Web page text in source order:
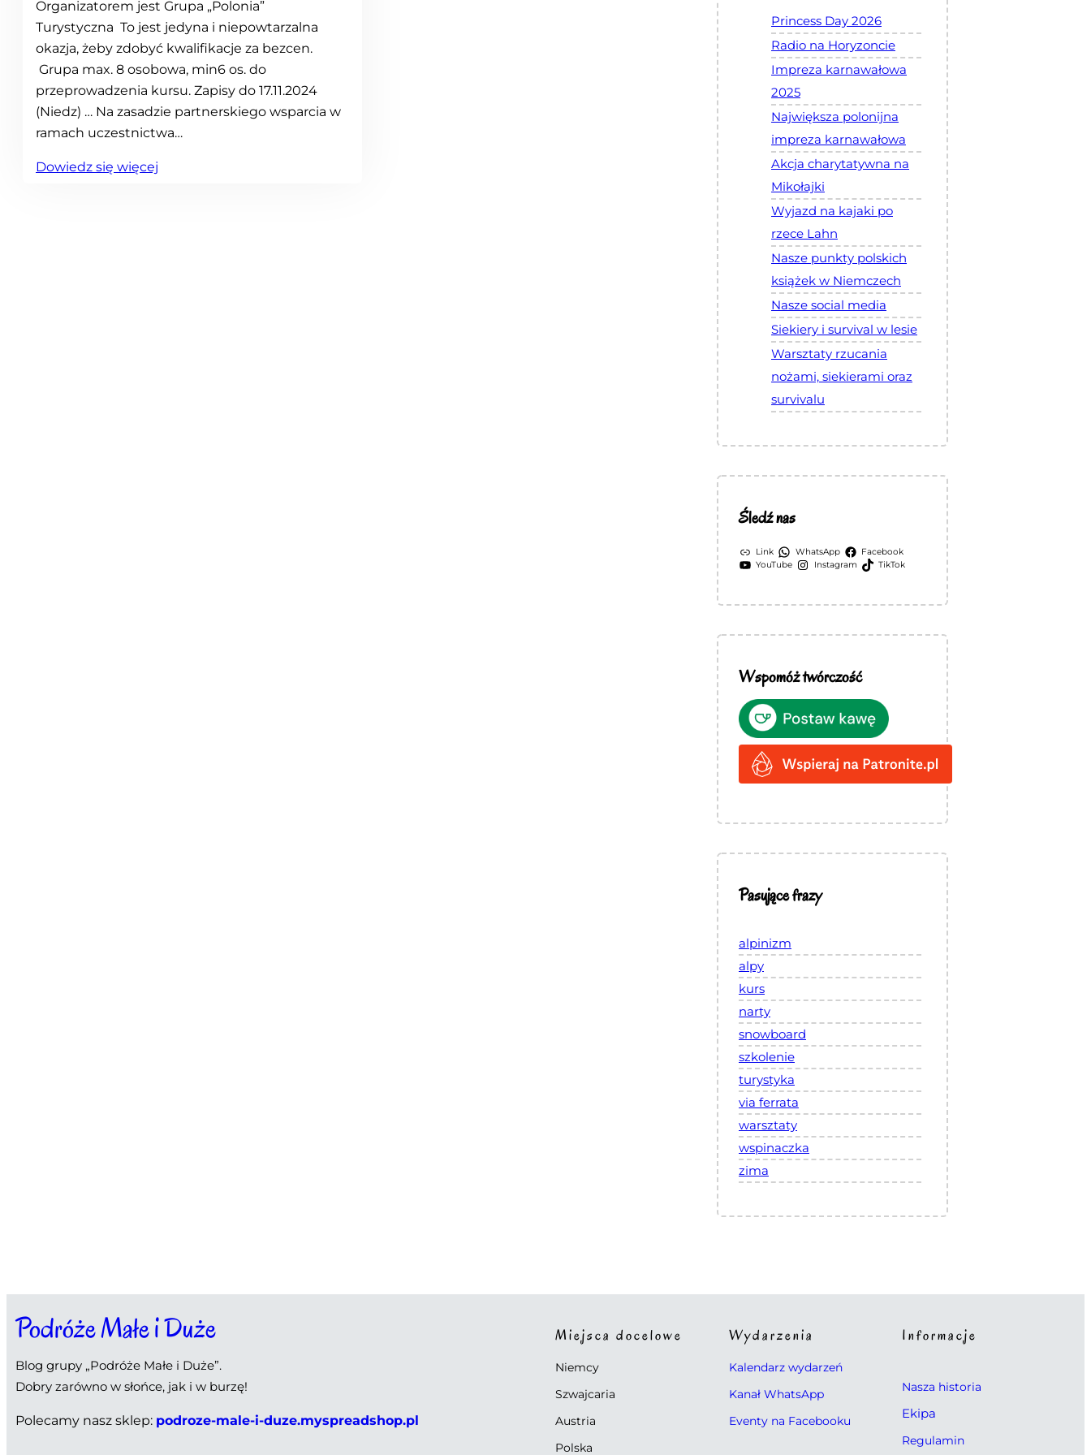
Organizatorem jest Grupa „Polonia”
Turystyczna To jest jedyna i niepowtarzalna
okazja, żeby zdobyć kwalifikacje za bezcen.
Grupa max. 8 osobowa, min6 os. do
przeprowadzenia kursu. Zapisy do 17.11.2024
(Niedz) … Na zasadzie partnerskiego wsparcia w
ramach uczestnictwa…
Dowiedz się więcej
Princess Day 2026
Radio na Horyzoncie
Impreza karnawałowa
2025
Największa polonijna
impreza karnawałowa
Akcja charytatywna na
Mikołajki
Wyjazd na kajaki po
rzece Lahn
Nasze punkty polskich
książek w Niemczech
Nasze social media
Siekiery i survival w lesie
Warsztaty rzucania
nożami, siekierami oraz
survivalu
Śledź nas
Link WhatsApp
Facebook
YouTube
Instagram TikTok
Wspomóż twórczość
Pasujące frazy
alpinizm
alpy
kurs
narty
snowboard
szkolenie
turystyka
via ferrata
warsztaty
wspinaczka
zima
Podróże Małe i Duże
Blog grupy „Podróże Małe i Duże”.
Dobry zarówno w słońce, jak i w burzę!
Polecamy nasz sklep: podroze-male-i-duze.myspreadshop.pl
Miejsca docelowe
Niemcy
Szwajcaria
Austria
Polska
Wydarzenia
Kalendarz wydarzeń
Kanał WhatsApp
Eventy na Facebooku
Informacje
Nasza historia
Ekipa
Regulamin